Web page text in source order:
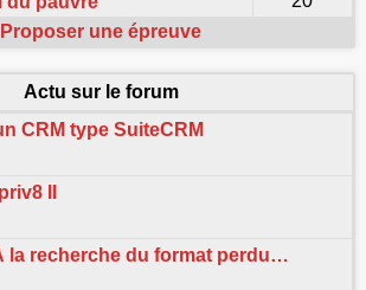
Proposer une épreuve
Actu sur le forum
CRM type SuiteCRM
II
la recherche du format perdu…